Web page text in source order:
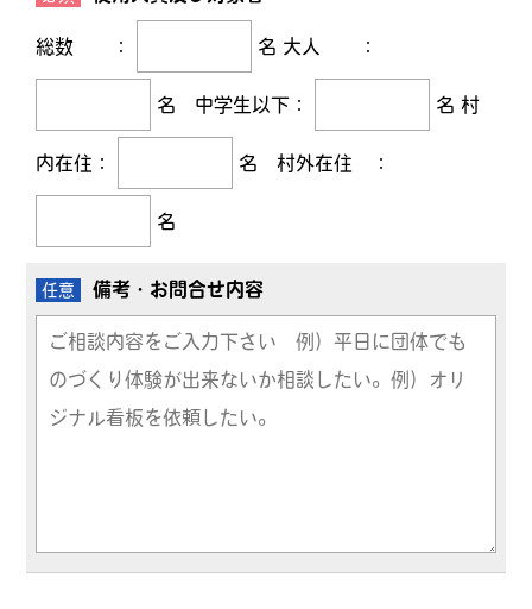
総数 ： 名 大人 ：
名 中学生以下： 名 村
内在住： 名 村外在住 ：
名
任意 備考・お問合せ内容